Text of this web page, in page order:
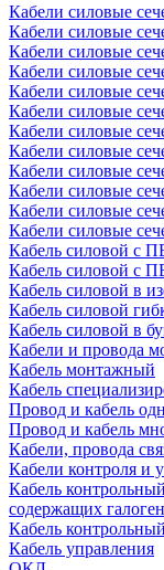
Кабели силовые
Кабели силовые
Кабели силовые
Кабели силовые
Кабели силовые
Кабели силовые
Кабели силовые
Кабели силовые
Кабели силовые
Кабели силовые
Кабели силовые
Кабели силовые
Кабель силовой с
Кабель силовой с
Кабель силовой в
Кабель силовой
Кабель силовой в
Кабели и провода
Кабель монтажный
Кабель
Провод и кабель
Провод и кабель
Кабели, провода
Кабели контроля и
Кабель
содержащих
Кабель
Кабель управления